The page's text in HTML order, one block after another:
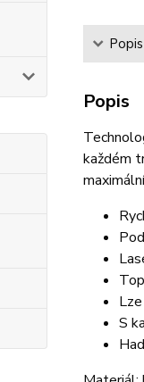
Popis
Popis
každém
S